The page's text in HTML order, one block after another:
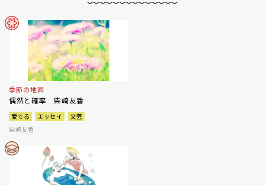
季節の地図
偶然と確率 柴崎友香
愛でる エッセイ
文芸
柴崎友香